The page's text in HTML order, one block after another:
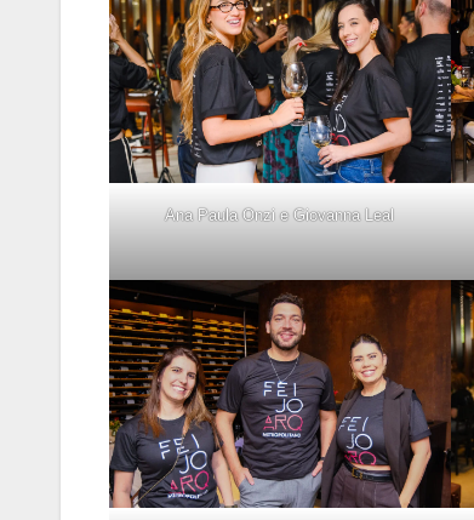
Ana Paula Onzi e Giovanna Leal